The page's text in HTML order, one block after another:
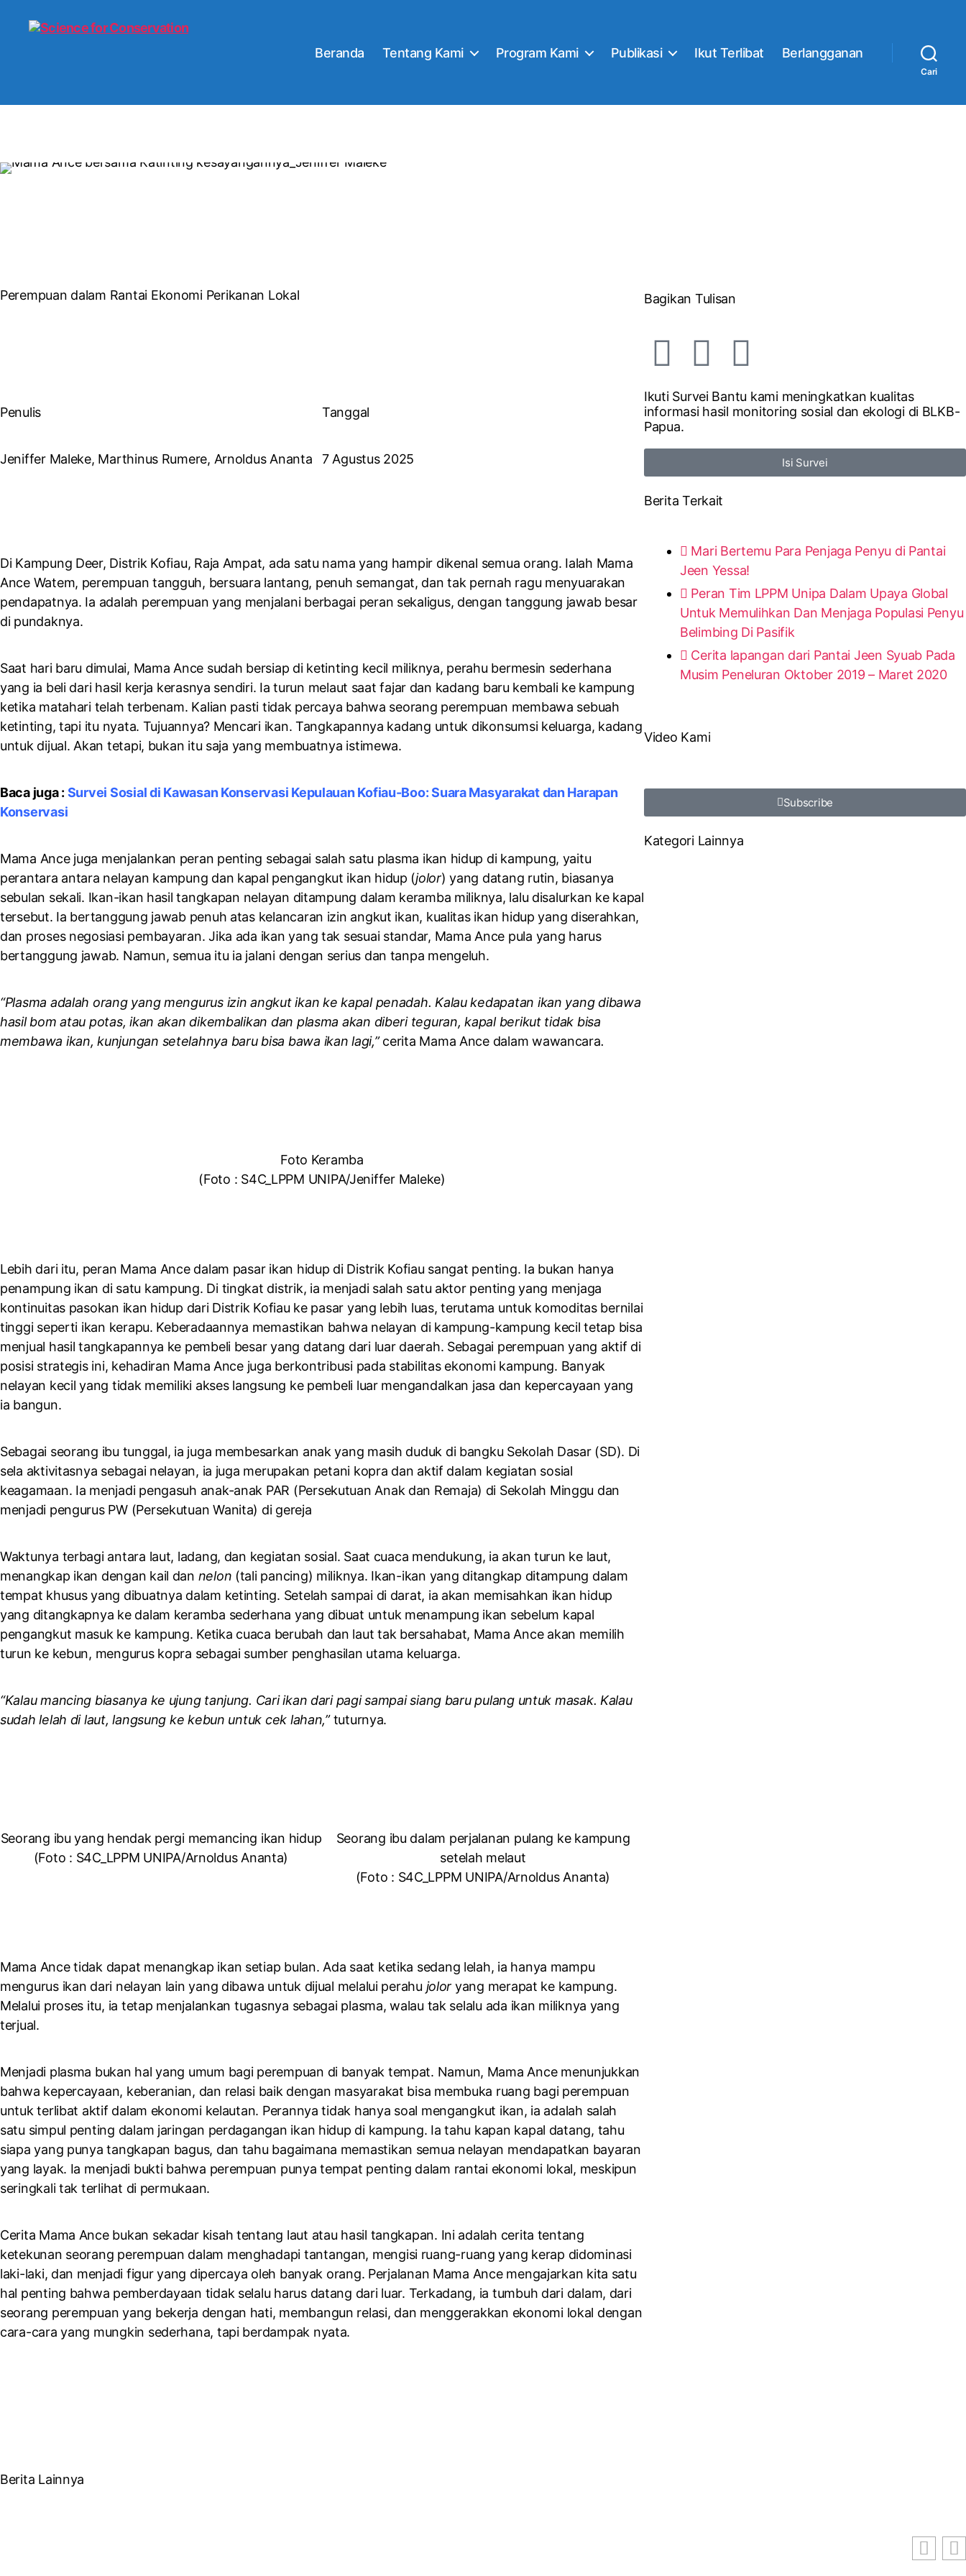
Beranda Tentang Kami Program Kami Publikasi Ikut Terlibat Berlangganan
Cari
Perempuan dalam Rantai Ekonomi Perikanan Lokal
Penulis
Jeniffer Maleke, Marthinus Rumere, Arnoldus Ananta
Tanggal
7 Agustus 2025
Di Kampung Deer, Distrik Kofiau, Raja Ampat, ada satu nama yang hampir dikenal semua orang. Ialah Mama
Ance Watem, perempuan tangguh, bersuara lantang, penuh semangat, dan tak pernah ragu menyuarakan
pendapatnya. Ia adalah perempuan yang menjalani berbagai peran sekaligus, dengan tanggung jawab besar
di pundaknya.
Saat hari baru dimulai, Mama Ance sudah bersiap di ketinting kecil miliknya, perahu bermesin sederhana
yang ia beli dari hasil kerja kerasnya sendiri. Ia turun melaut saat fajar dan kadang baru kembali ke kampung
ketika matahari telah terbenam. Kalian pasti tidak percaya bahwa seorang perempuan membawa sebuah
ketinting, tapi itu nyata. Tujuannya? Mencari ikan. Tangkapannya kadang untuk dikonsumsi keluarga, kadang
untuk dijual. Akan tetapi, bukan itu saja yang membuatnya istimewa.
Baca juga : Survei Sosial di Kawasan Konservasi Kepulauan Kofiau-Boo: Suara Masyarakat dan Harapan
Konservasi
Mama Ance juga menjalankan peran penting sebagai salah satu plasma ikan hidup di kampung, yaitu
perantara antara nelayan kampung dan kapal pengangkut ikan hidup (jolor) yang datang rutin, biasanya
sebulan sekali. Ikan-ikan hasil tangkapan nelayan ditampung dalam keramba miliknya, lalu disalurkan ke kapal
tersebut. Ia bertanggung jawab penuh atas kelancaran izin angkut ikan, kualitas ikan hidup yang diserahkan,
dan proses negosiasi pembayaran. Jika ada ikan yang tak sesuai standar, Mama Ance pula yang harus
bertanggung jawab. Namun, semua itu ia jalani dengan serius dan tanpa mengeluh.
“Plasma adalah orang yang mengurus izin angkut ikan ke kapal penadah. Kalau kedapatan ikan yang dibawa
hasil bom atau potas, ikan akan dikembalikan dan plasma akan diberi teguran, kapal berikut tidak bisa
membawa ikan, kunjungan setelahnya baru bisa bawa ikan lagi,”cerita Mama Ance dalam wawancara.
Foto Keramba
(Foto : S4C_LPPM UNIPA/Jeniffer Maleke)
Lebih dari itu, peran Mama Ance dalam pasar ikan hidup di Distrik Kofiau sangat penting. Ia bukan hanya
penampung ikan di satu kampung. Di tingkat distrik, ia menjadi salah satu aktor penting yang menjaga
kontinuitas pasokan ikan hidup dari Distrik Kofiau ke pasar yang lebih luas, terutama untuk komoditas bernilai
tinggi seperti ikan kerapu. Keberadaannya memastikan bahwa nelayan di kampung-kampung kecil tetap bisa
menjual hasil tangkapannya ke pembeli besar yang datang dari luar daerah. Sebagai perempuan yang aktif di
posisi strategis ini, kehadiran Mama Ance juga berkontribusi pada stabilitas ekonomi kampung. Banyak
nelayan kecil yang tidak memiliki akses langsung ke pembeli luar mengandalkan jasa dan kepercayaan yang
ia bangun.
Sebagai seorang ibu tunggal, ia juga membesarkan anak yang masih duduk di bangku Sekolah Dasar (SD). Di
sela aktivitasnya sebagai nelayan, ia juga merupakan petani kopra dan aktif dalam kegiatan sosial
keagamaan. Ia menjadi pengasuh anak-anak PAR (Persekutuan Anak dan Remaja) di Sekolah Minggu dan
menjadi pengurus PW (Persekutuan Wanita) di gereja
Waktunya terbagi antara laut, ladang, dan kegiatan sosial. Saat cuaca mendukung, ia akan turun ke laut,
menangkap ikan dengan kail dan nelon (tali pancing) miliknya. Ikan-ikan yang ditangkap ditampung dalam
tempat khusus yang dibuatnya dalam ketinting. Setelah sampai di darat, ia akan memisahkan ikan hidup
yang ditangkapnya ke dalam keramba sederhana yang dibuat untuk menampung ikan sebelum kapal
pengangkut masuk ke kampung. Ketika cuaca berubah dan laut tak bersahabat, Mama Ance akan memilih
turun ke kebun, mengurus kopra sebagai sumber penghasilan utama keluarga.
“Kalau mancing biasanya ke ujung tanjung. Cari ikan dari pagi sampai siang baru pulang untuk masak. Kalau
sudah lelah di laut, langsung ke kebun untuk cek lahan,”tuturnya.
Seorang ibu yang hendak pergi memancing ikan hidup
(Foto : S4C_LPPM UNIPA/Arnoldus Ananta)
Seorang ibu dalam perjalanan pulang ke kampung
setelah melaut
(Foto : S4C_LPPM UNIPA/Arnoldus Ananta)
Mama Ance tidak dapat menangkap ikan setiap bulan. Ada saat ketika sedang lelah, ia hanya mampu
mengurus ikan dari nelayan lain yang dibawa untuk dijual melalui perahu jolor yang merapat ke kampung.
Melalui proses itu, ia tetap menjalankan tugasnya sebagai plasma, walau tak selalu ada ikan miliknya yang
terjual.
Menjadi plasma bukan hal yang umum bagi perempuan di banyak tempat. Namun, Mama Ance menunjukkan
bahwa kepercayaan, keberanian, dan relasi baik dengan masyarakat bisa membuka ruang bagi perempuan
untuk terlibat aktif dalam ekonomi kelautan. Perannya tidak hanya soal mengangkut ikan, ia adalah salah
satu simpul penting dalam jaringan perdagangan ikan hidup di kampung. Ia tahu kapan kapal datang, tahu
siapa yang punya tangkapan bagus, dan tahu bagaimana memastikan semua nelayan mendapatkan bayaran
yang layak. Ia menjadi bukti bahwa perempuan punya tempat penting dalam rantai ekonomi lokal, meskipun
seringkali tak terlihat di permukaan.
Cerita Mama Ance bukan sekadar kisah tentang laut atau hasil tangkapan. Ini adalah cerita tentang
ketekunan seorang perempuan dalam menghadapi tantangan, mengisi ruang-ruang yang kerap didominasi
laki-laki, dan menjadi figur yang dipercaya oleh banyak orang. Perjalanan Mama Ance mengajarkan kita satu
hal penting bahwa pemberdayaan tidak selalu harus datang dari luar. Terkadang, ia tumbuh dari dalam, dari
seorang perempuan yang bekerja dengan hati, membangun relasi, dan menggerakkan ekonomi lokal dengan
cara-cara yang mungkin sederhana, tapi berdampak nyata.
Bagikan Tulisan
Ikuti Survei Bantu kami meningkatkan kualitas
informasi hasil monitoring sosial dan ekologi di BLKB-
Papua.
Isi Survei
Berita Terkait
Mari Bertemu Para Penjaga Penyu di Pantai
Jeen Yessa!
Peran Tim LPPM Unipa Dalam Upaya Global
Untuk Memulihkan Dan Menjaga Populasi Penyu
Belimbing Di Pasifik
Cerita lapangan dari Pantai Jeen Syuab Pada
Musim Peneluran Oktober 2019 – Maret 2020
Video Kami
Subscribe
Kategori Lainnya
Berita Lainnya